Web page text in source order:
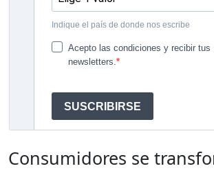
Consumidores se